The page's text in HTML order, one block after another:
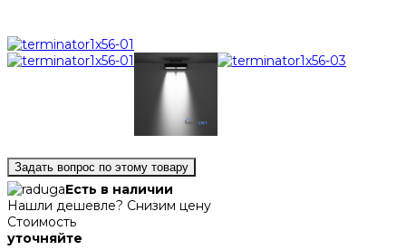
Задать вопрос по этому товару
Есть в наличии
Нашли дешевле? Снизим цену
Стоимость
уточняйте